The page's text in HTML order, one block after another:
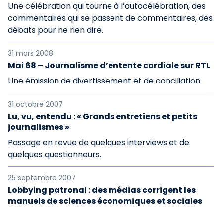
Une célébration qui tourne à l’autocélébration, des
commentaires qui se passent de commentaires, des
débats pour ne rien dire.
31 mars 2008
Mai 68 – Journalisme d’entente cordiale sur RTL
Une émission de divertissement et de conciliation.
31 octobre 2007
Lu, vu, entendu : « Grands entretiens et petits
journalismes »
Passage en revue de quelques interviews et de
quelques questionneurs.
25 septembre 2007
Lobbying patronal : des médias corrigent les
manuels de sciences économiques et sociales